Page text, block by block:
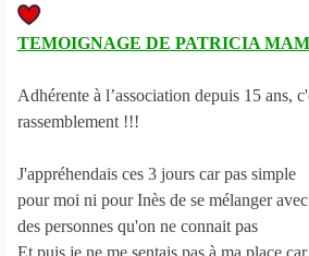
TEMOIGNAGE DE PATRICIA
Adhérente à l’association depuis 15 ans,
rassemblement !!!
J'appréhendais ces 3 jours car pas simple
pour moi ni pour Inès de se mélanger avec
des personnes qu'on ne connait pas